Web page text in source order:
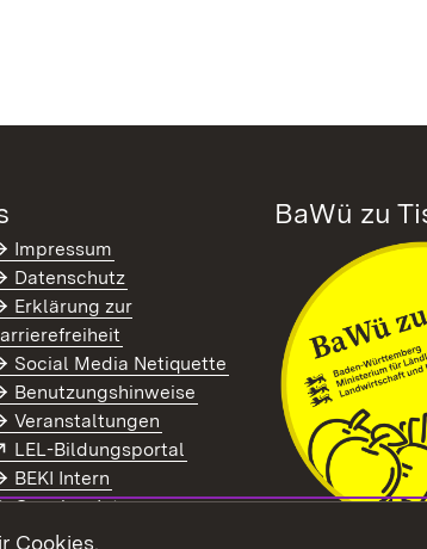
Fenster)
Impressum
Datenschutz
Erklärung zur
Social Media Netiquette
Benutzungshinweise
Veranstaltungen
Extern:
LEL-Bildungsportal (Öffnet in neuem Fenster)
BEKI Intern
Coaches Intern
Intranet
BaWü zu
Cookies.